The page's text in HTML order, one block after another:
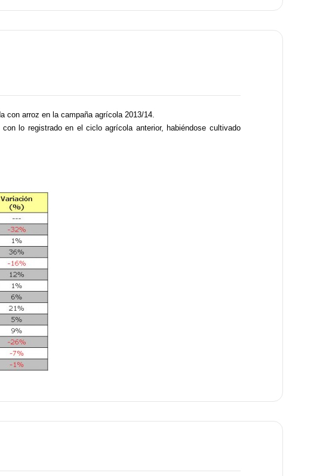
con arroz en la campaña agrícola 2013/14.
lo registrado en el ciclo agrícola anterior, habiéndose cultivado